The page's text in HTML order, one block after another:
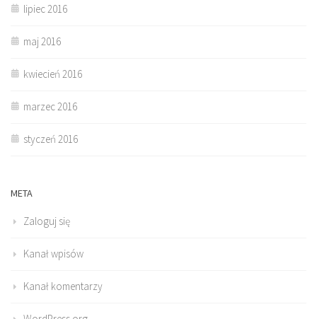
lipiec 2016
maj 2016
kwiecień 2016
marzec 2016
styczeń 2016
META
Zaloguj się
Kanał wpisów
Kanał komentarzy